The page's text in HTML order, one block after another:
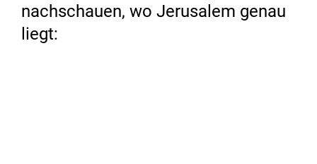
nachschauen, wo Jerusalem genau
liegt: